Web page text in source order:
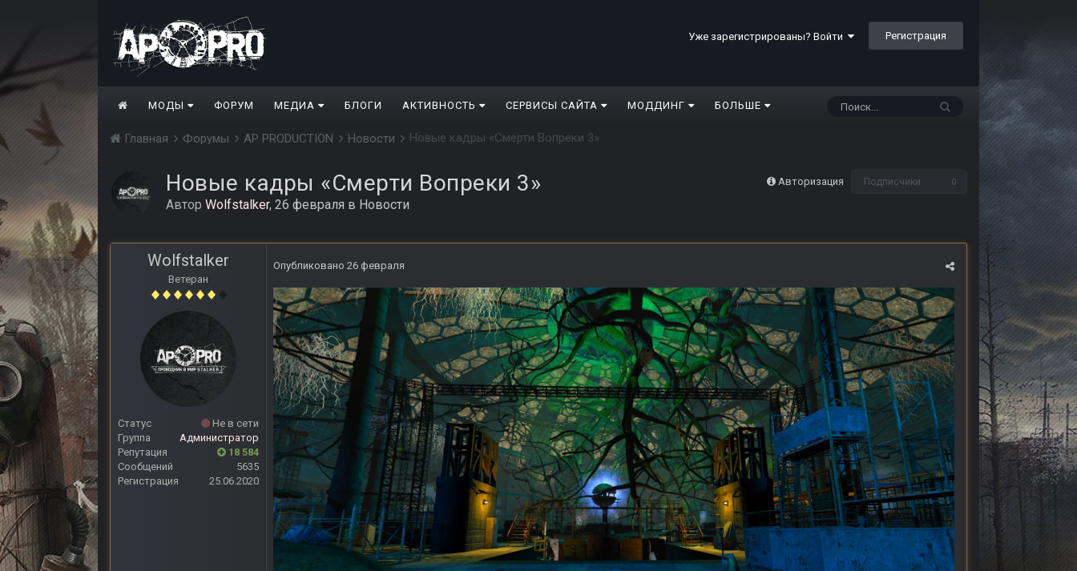
Уже зарегистрированы? Войти Регистрация
МОДЫ ФОРУМ МЕДИА БЛОГИ АКТИВНОСТЬ СЕРВИСЫ САЙТА МОДДИНГ БОЛЬШЕ
Главная Форумы AP PRODUCTION Новости Новые кадры «Смерти Вопреки 3»
Авторизация Подписчики 0
Новые кадры «Смерти Вопреки 3»
Автор Wolfstalker, 26 февраля в Новости
Wolfstalker
Ветеран
Статус
Не в сети
Группа
Администратор
Репутация
18 584
Сообщений
5635
Регистрация
25.06.2020
Опубликовано 26 февраля